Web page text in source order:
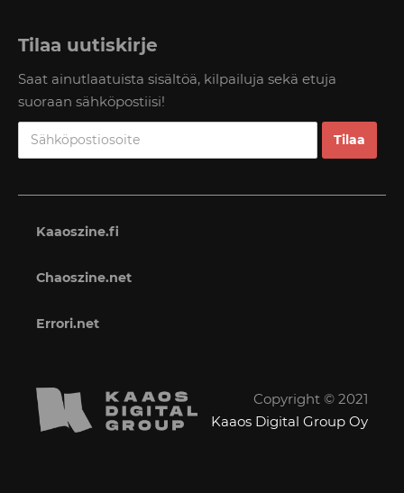
Tilaa uutiskirje
Saat ainutlaatuista sisältöä, kilpailuja sekä etuja
suoraan sähköpostiisi!
Kaaoszine.fi
Chaoszine.net
Errori.net
Copyright © 2021
Kaaos Digital Group Oy